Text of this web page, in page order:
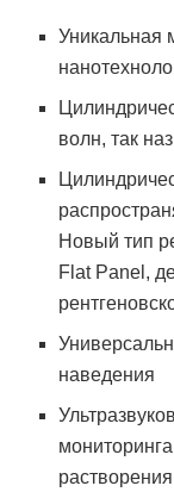
Уникальная
волн, так
Новый тип
Flat Panel,
наведения